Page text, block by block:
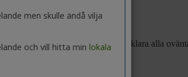
men skulle ändå vilja
och vill hitta min lokala